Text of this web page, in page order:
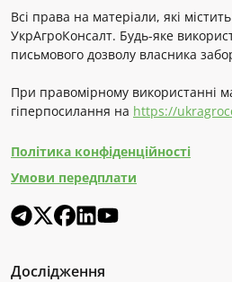
Всі права на матеріали, які
УкрАгроКонсалт. Будь-яке
письмового дозволу власника
При правомірному використанні
гіперпосилання на https://
Політика конфіденційності
Умови передплати
Дослідження